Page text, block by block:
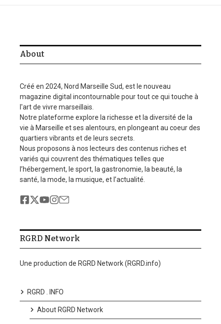
About
Créé en 2024, Nord Marseille Sud, est le nouveau
magazine digital incontournable pour tout ce qui touche à
l'art de vivre marseillais.
Notre plateforme explore la richesse et la diversité de la
vie à Marseille et ses alentours, en plongeant au coeur des
quartiers vibrants et de leurs secrets.
Nous proposons à nos lecteurs des contenus riches et
variés qui couvrent des thématiques telles que
l’hébergement, le sport, la gastronomie, la beauté, la
santé, la mode, la musique, et l’actualité.
RGRD Network
Une production de RGRD Network (RGRD.info)
RGRD . INFO
About RGRD Network